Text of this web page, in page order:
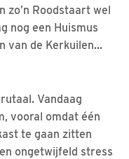
zo’n Roodstaart wel
nog een Huismus
van de Kerkuilen...
Vandaag
vooral omdat één
te gaan zitten
ongetwijfeld stress